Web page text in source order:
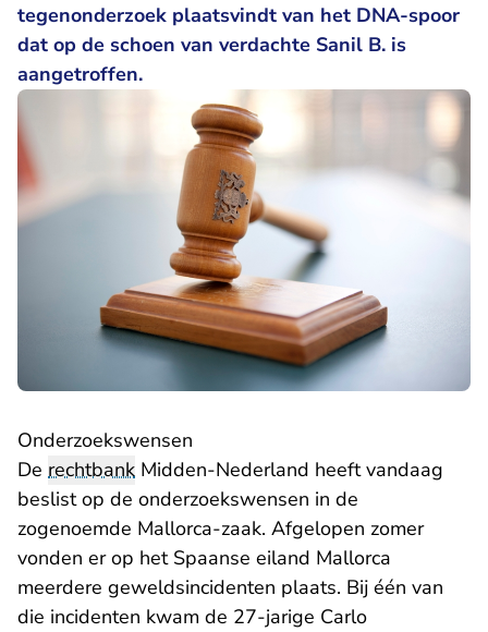
tegenonderzoek plaatsvindt van het DNA-spoor
dat op de schoen van verdachte Sanil B. is
aangetroffen.
Onderzoekswensen
De rechtbank Midden-Nederland heeft vandaag
beslist op de onderzoekswensen in de
zogenoemde Mallorca-zaak. Afgelopen zomer
vonden er op het Spaanse eiland Mallorca
meerdere geweldsincidenten plaats. Bij één van
die incidenten kwam de 27-jarige Carlo